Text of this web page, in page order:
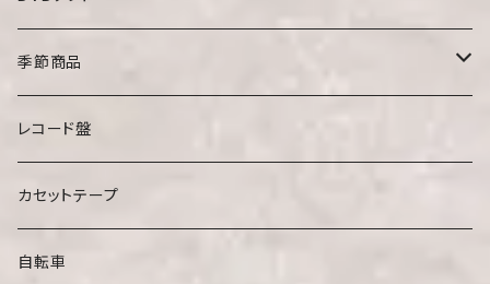
季節商品
ベスト
レコード盤
カセットテープ
自転車